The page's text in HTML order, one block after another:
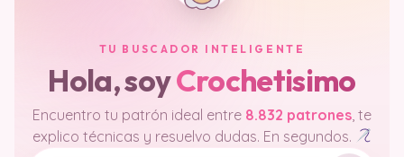
TU BUSCADOR INTELIGENTE
Hola, soyCrochetisimo
Encuentro tu patrón ideal entre 8.832 patrones , te
explico técnicas y resuelvo dudas. En segundos.